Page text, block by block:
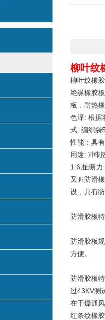
柳叶纹
柳叶纹橡
绝缘橡胶
板，耐热
色泽: 根据
式: 编织袋
性能：具
用途: 冲制
1.6;扯断
又叫防滑
设，具有
防滑胶板
防滑胶板
方便。
防滑胶板
过43KV测
在干燥通
红条纹橡